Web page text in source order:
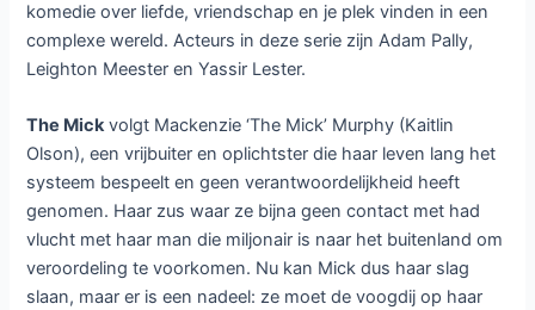
komedie over liefde, vriendschap en je plek vinden in een
complexe wereld. Acteurs in deze serie zijn Adam Pally,
Leighton Meester en Yassir Lester.
The Mickvolgt Mackenzie ‘The Mick’ Murphy (Kaitlin
Olson), een vrijbuiter en oplichtster die haar leven lang het
systeem bespeelt en geen verantwoordelijkheid heeft
genomen. Haar zus waar ze bijna geen contact met had
vlucht met haar man die miljonair is naar het buitenland om
veroordeling te voorkomen. Nu kan Mick dus haar slag
slaan, maar er is een nadeel: ze moet de voogdij op haar